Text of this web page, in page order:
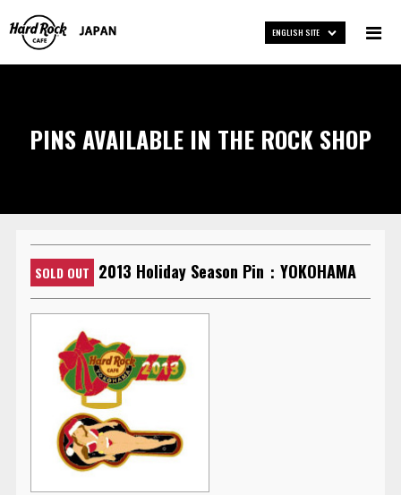
ENGLISH SITE
PINS AVAILABLE IN THE ROCK SHOP
SOLD OUT 2013 Holiday Season Pin：YOKOHAMA